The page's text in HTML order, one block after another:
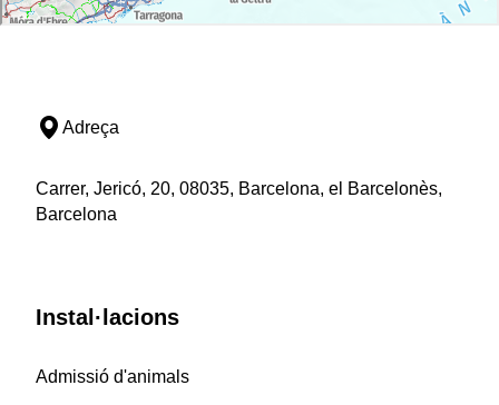
Adreça
Carrer, Jericó, 20, 08035, Barcelona, el Barcelonès,
Barcelona
Instal·lacions
Admissió d'animals